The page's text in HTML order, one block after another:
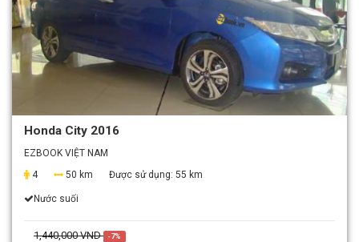
Honda City 2016
EZBOOK VIỆT NAM
4
50 km Được sử dụng: 55 km
Nước suối
1,440,000 VND -7%